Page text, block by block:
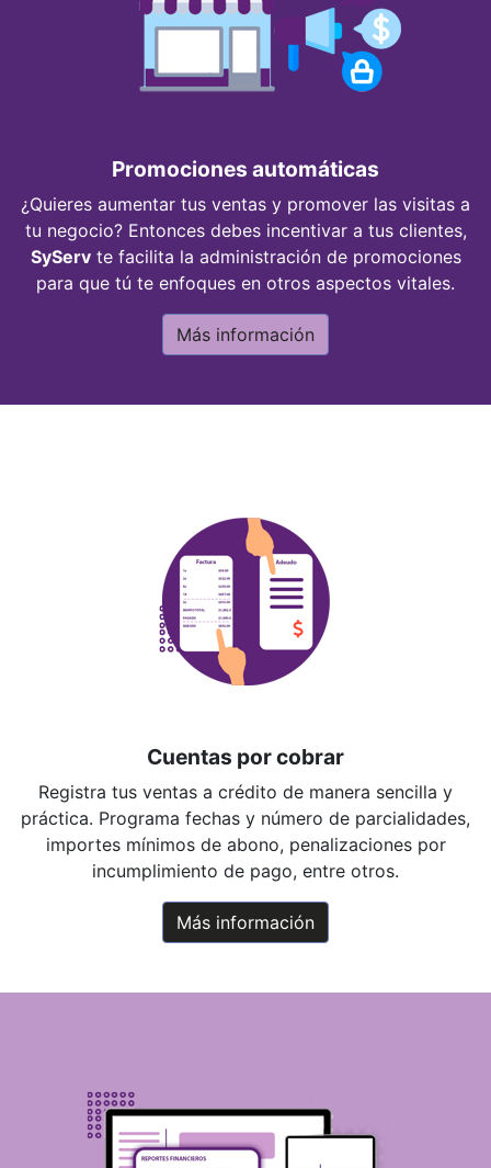
Promociones automáticas
¿Quieres aumentar tus ventas y promover las visitas a
tu negocio? Entonces debes incentivar a tus clientes,
SyServte facilita la administración de promociones
para que tú te enfoques en otros aspectos vitales.
Más información
Cuentas por cobrar
Registra tus ventas a crédito de manera sencilla y
práctica. Programa fechas y número de parcialidades,
importes mínimos de abono, penalizaciones por
incumplimiento de pago, entre otros.
Más información